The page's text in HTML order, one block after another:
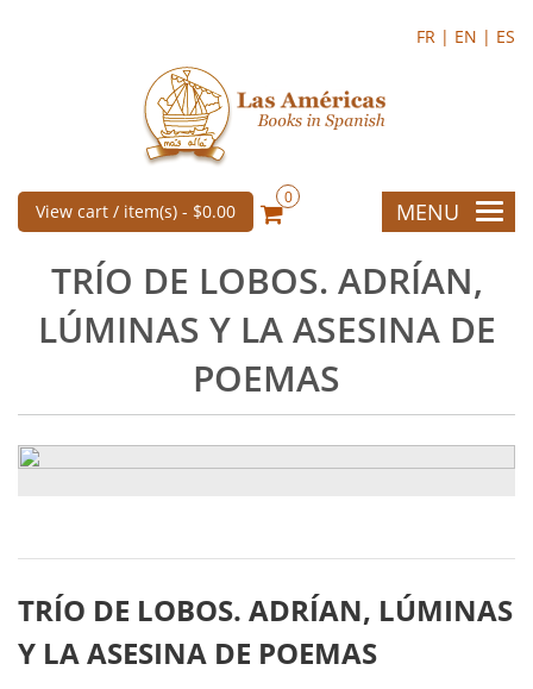
FR | EN | ES
View cart / item(s) - $0.00
0
MENU
TRÍO DE LOBOS. ADRÍAN,
LÚMINAS Y LA ASESINA DE
POEMAS
TRÍO DE LOBOS. ADRÍAN, LÚMINAS
Y LA ASESINA DE POEMAS